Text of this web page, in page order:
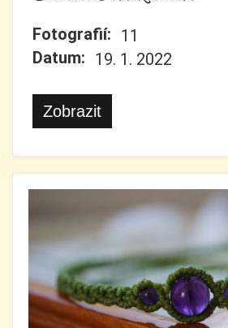
Fotografií: 11
Datum: 19. 1. 2022
Zobrazit